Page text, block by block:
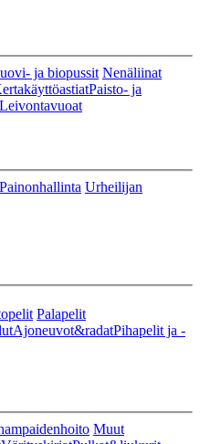
ja biopussit Nenäliinat
Paisto- ja
Leivontavuoat
Painonhallinta Urheilijan
Palapelit
Ajoneuvot&radatPihapelit ja -
Muut